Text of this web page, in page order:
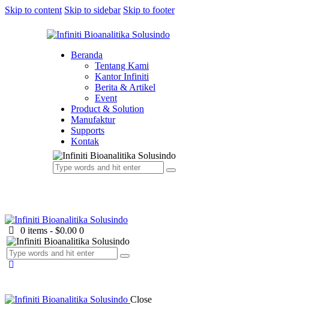
Skip to content Skip to sidebar Skip to footer
Beranda
Tentang Kami
Kantor Infiniti
Berita & Artikel
Event
Product & Solution
Manufaktur
Supports
Kontak
0 items -$0.00 0
Close